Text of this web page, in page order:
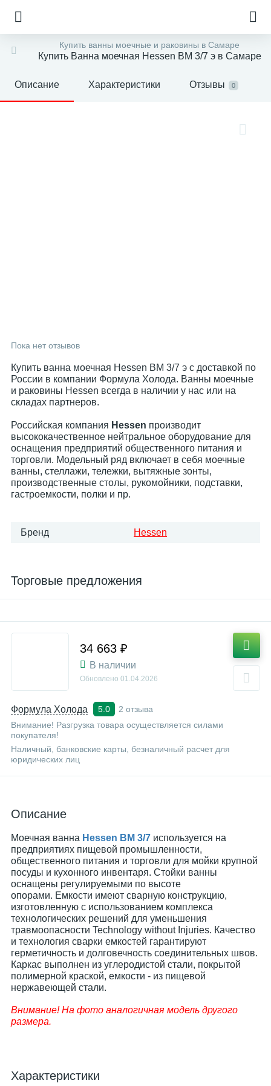
Купить ванны моечные и раковины в Самаре
Купить Ванна моечная Hessen ВМ 3/7 э в Самаре
Описание Характеристики Отзывы 0
Пока нет отзывов
Купить ванна моечная Hessen ВМ 3/7 э с доставкой по
России в компании Формула Холода. Ванны моечные
и раковины Hessen всегда в наличии у нас или на
складах партнеров.
Российская компания Hessen производит
высококачественное нейтральное оборудование для
оснащения предприятий общественного питания и
торговли. Модельный ряд включает в себя моечные
ванны, стеллажи, тележки, вытяжные зонты,
производственные столы, рукомойники, подставки,
гастроемкости, полки и пр.
Бренд Hessen
Торговые предложения
Формула Холода 5.0
2 отзыва
Внимание! Разгрузка товара осуществляется силами
покупателя!
Наличный, банковские карты, безналичный расчет для
юридических лиц
34 663 ₽
В наличии
Обновлено 01.04.2026
Описание
Моечная ванна Hessen ВМ 3/7 используется на
предприятиях пищевой промышленности,
общественного питания и торговли для мойки крупной
посуды и кухонного инвентаря. Стойки ванны
оснащены регулируемыми по высоте
опорами. Емкости имеют сварную конструкцию,
изготовленную с использованием комплекса
технологических решений для уменьшения
травмоопасности Technology without Injuries. Качество
и технология сварки емкостей гарантируют
герметичность и долговечность соединительных швов.
Каркас выполнен из углеродистой стали, покрытой
полимерной краской, емкости - из пищевой
нержавеющей стали.
Внимание! На фото аналогичная модель другого
размера.
Характеристики